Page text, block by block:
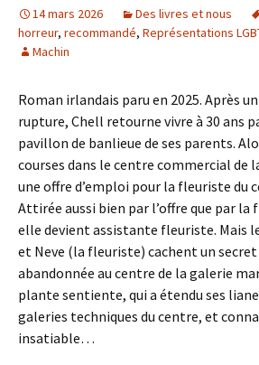
14 mars 2026 Des livres et nous
horreur, recommandé, Représentations
Machin
Roman irlandais paru en 2025. Après
rupture, Chell retourne vivre à 30 ans
pavillon de banlieue de ses parents.
courses dans le centre commercial de
une offre d’emploi pour la fleuriste du
Attirée aussi bien par l’offre que par
elle devient assistante fleuriste. Mais
et Neve (la fleuriste) cachent un secret
abandonnée au centre de la galerie
plante sentiente, qui a étendu ses
galeries techniques du centre, et
insatiable…